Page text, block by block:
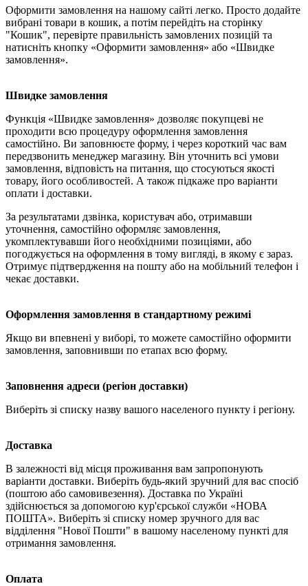
Оформити замовлення на нашому сайті легко. Просто додайте
вибрані товари в кошик, а потім перейдіть на сторінку
"Кошик", перевірте правильність замовлених позицій та
натисніть кнопку «Оформити замовлення» або «Швидке
замовлення».
Швидке замовлення
Функція «Швидке замовлення» дозволяє покупцеві не
проходити всю процедуру оформлення замовлення
самостійно. Ви заповнюєте форму, і через короткий час вам
передзвонить менеджер магазину. Він уточнить всі умови
замовлення, відповість на питання, що стосуються якості
товару, його особливостей. А також підкаже про варіанти
оплати і доставки.
За результатами дзвінка, користувач або, отримавши
уточнення, самостійно оформляє замовлення,
укомплектувавши його необхідними позиціями, або
погоджується на оформлення в тому вигляді, в якому є зараз.
Отримує підтвердження на пошту або на мобільний телефон і
чекає доставки.
Оформлення замовлення в стандартному режимі
Якщо ви впевнені у виборі, то можете самостійно оформити
замовлення, заповнивши по етапах всю форму.
Заповнення адреси (регіон доставки)
Виберіть зі списку назву вашого населеного пункту і регіону.
Доставка
В залежності від місця проживання вам запропонують
варіанти доставки. Виберіть будь-який зручний для вас спосіб
(поштою або самовивезення). Доставка по Україні
здійснюється за допомогою кур'єрської служби «НОВА
ПОШТА». Виберіть зі списку номер зручного для вас
відділення "Нової Пошти" в вашому населеному пункті для
отримання замовлення.
Оплата